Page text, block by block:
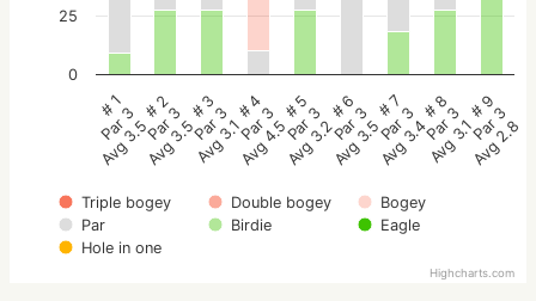
Triple bogey Double bogey
Bogey
Par
Birdie
Eagle
Hole in one
# 1
Par 3
Avg 3.5
# 2
Par 3
Avg 3.5
# 3
Par 3
Avg 3.1
# 4
Par 3
Avg 4.5
# 5
Par 3
Avg 3.2
# 6
Par 3
Avg 3.5
# 7
Par 3
Avg 3.4
# 8
Par 3
Avg 3.1
# 9
Par 3
Avg 2.8
0
25
Highcharts.com